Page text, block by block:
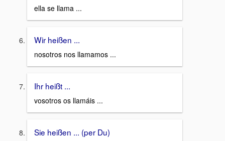
ella se llama ...
Wir heißen ...
nosotros nos llamamos ...
Ihr heißt ...
vosotros os llamáis ...
Sie heißen ... (per Du)